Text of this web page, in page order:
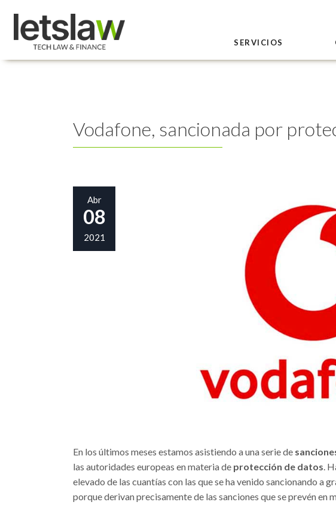
SERVICIOS
Vodafone, sancionada por
Abr
08
2021
En los últimos meses estamos asistiendo a una serie de
las autoridades europeas en materia de protección de datos.
elevado de las cuantías con las que se ha venido sancionando a
porque derivan precisamente de las sanciones que se prevén en